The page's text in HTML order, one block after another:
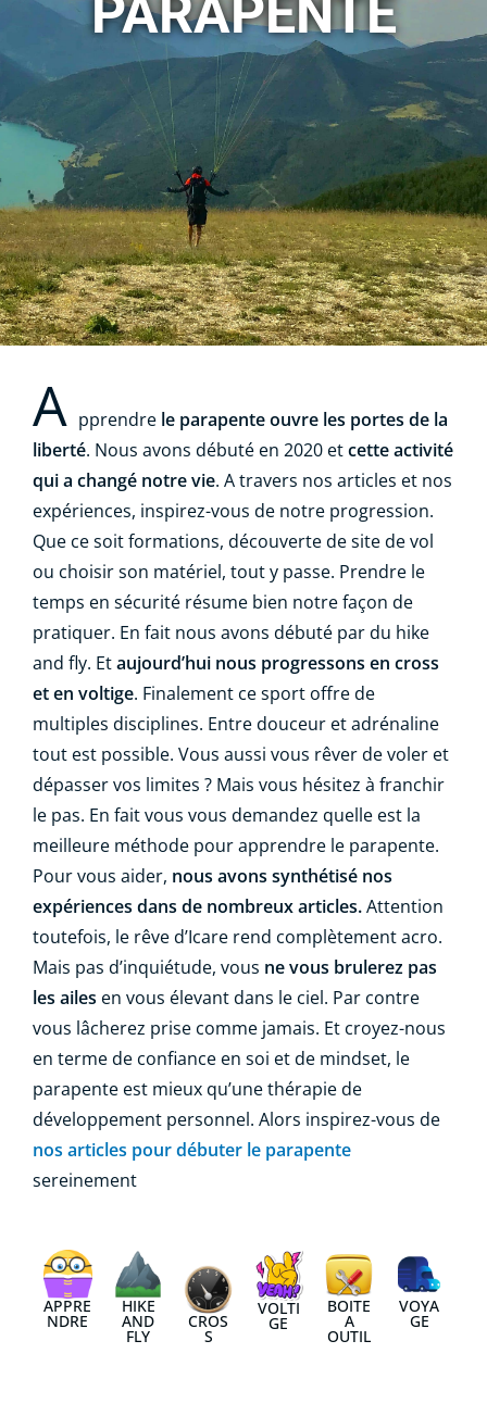
PARAPENTE
A pprendre le parapente ouvre les portes de la
liberté. Nous avons débuté en 2020 etcette activité
qui a changé notre vie. A travers nos articles et nos
expériences, inspirez-vous de notre progression.
Que ce soit formations, découverte de site de vol
ou choisir son matériel, tout y passe. Prendre le
temps en sécurité résume bien notre façon de
pratiquer. En fait nous avons débuté par du hike
and fly. Etaujourd’hui nous progressons en cross
et en voltige. Finalement ce sport offre de
multiples disciplines. Entre douceur et adrénaline
tout est possible. Vous aussi vous rêver de voler et
dépasser vos limites ? Mais vous hésitez à franchir
le pas. En fait vous vous demandez quelle est la
meilleure méthode pour apprendre le parapente.
Pour vous aider, nous avons synthétisé nos
expériences dans de nombreux articles.Attention
toutefois, le rêve d’Icare rend complètement acro.
Mais pas d’inquiétude, vous ne vous brulerez pas
les ailes en vous élevant dans le ciel. Par contre
vous lâcherez prise comme jamais. Et croyez-nous
en terme de confiance en soi et de mindset, le
parapente est mieux qu’une thérapie de
développement personnel. Alors inspirez-vous de
nos articles pour débuter le parapente
sereinement
APPRE
NDRE
HIKE
AND
FLY
CROS
S
VOLTI
GE
BOITE
A
OUTIL
VOYA
GE